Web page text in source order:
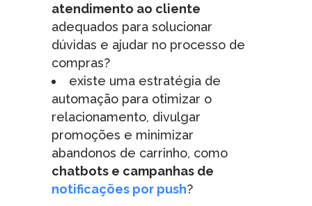
atendimento ao cliente
adequados para solucionar
dúvidas e ajudar no processo de
compras?
existe uma estratégia de
automação para otimizar o
relacionamento, divulgar
promoções e minimizar
abandonos de carrinho, como
chatbots e campanhas de
notificações por push?